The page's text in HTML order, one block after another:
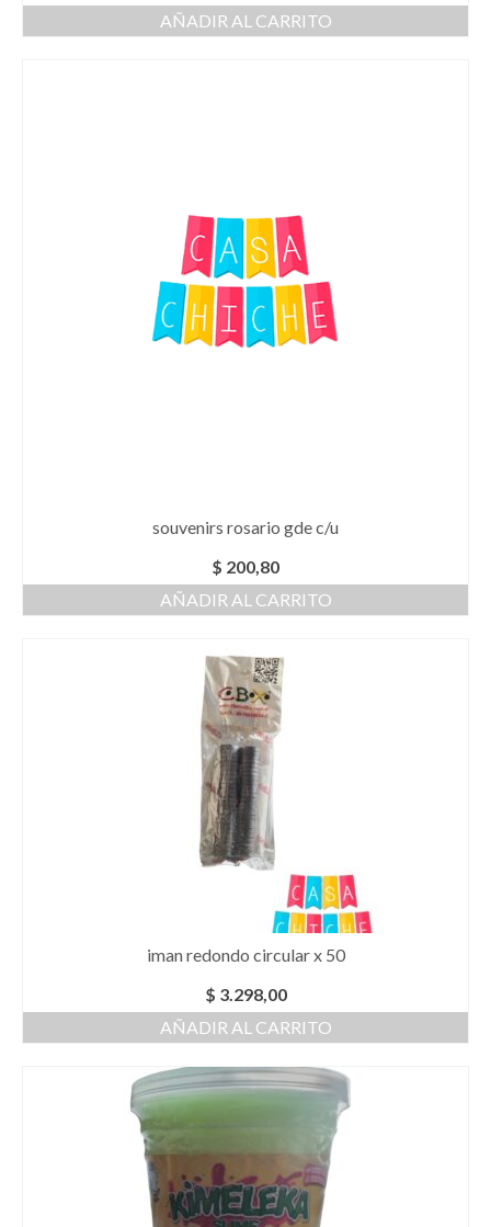
AÑADIR AL CARRITO
souvenirs rosario gde c/u
$ 200,80
AÑADIR AL CARRITO
iman redondo circular x 50
$ 3.298,00
AÑADIR AL CARRITO